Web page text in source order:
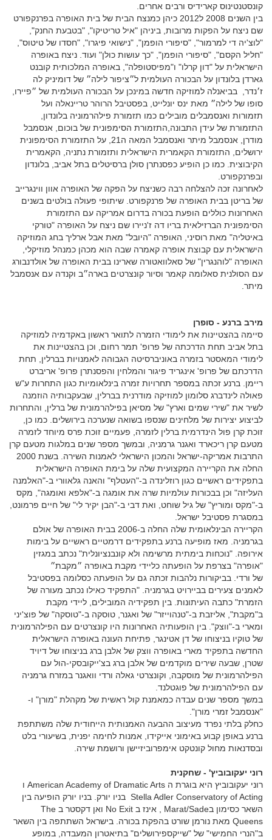
קונסטנטינוס קארידיס ורבים אחרים.
בין השנים 2008 ל2012 כיהן כמנצח הבית של בית האופרה בפרנקפורט
שם ניצח על הפקות מרובות, ביניהן "איל טריטיקו", "בטבעת החנק",
"לוצ'יה די למרמור", "סיפורי הופמן", "נישואי פיגרו", "חסדו של טיטוס",
"חליל הקסם", "סיפורי הופמן", "כך עושות כולן" ועוד. ניצח באופרה
הישראלית על "דון קרלו" ו"מפיסטופלה", באופרה המלכותית קובנט
גארדן בלונדון על הבכורה העולמית ל״ציפור לילה״ של דומיניק לה
ז׳נדר, בביאנלה למוזיקה חדשה במינכן על הבכורה העולמית של ״פיירו,
סופו של לילה״ מאת ינס יונלייט, בפסטיבל הרוהר טריינאלה ועל
תזמורות ואנסמבלים מובילים כמו תזמורת פילהרמוניה בלונדון,
התזמורת של עידן התבונה,התזמורת הסימפונית של בוכום, אנסמבל
מודרן, אנסמבל מיתר ואנסמבל המאה ה21, על התזמורת הסימפונית
ירושלים, התזמורת הקאמרית הישראלית ותזמורת נתניה, הקאמרית
הקיבוצית. כמו כן הופיע כפסנתרן סולן ברסיטלים בתל אביב, בלונדון
ובפרנקפורט.
לאחרונה זכה להצלחה רבה כשניצח על הפקה של האופרה אוון ווינגרייב
של בריטן בבית האופרה של פרנקפורט. שיתופי פעולה בולטים בשנים
האחרונות כוללים הופעת בכורה בדרום אמריקה עם התזמורת
הסימפונית הברזילאית בריו דה ז'ניירו שם ניצח על האופרה "טורקי
באיטליה" מאת רוסיני, האופרה "היובל" מאת אבל ארליך בחג המוזיקה
הישראלית עם קבוצת אופרה קאמרה שבה הוא מכהן כמנהל מוזיקלי,
האופרה "לוהנגרין" של סאלוואטורה שארינו בבית האופרה של אולדנבורג
עם הסולנית סאלומה קאמר וסיור קונצרטים בארה״ב וקנדה עם אנסמבל
מיתר.
מירב ברנע - סופרן
סיימה בהצטיינות את לימודי הזמרה לתואר ראשון באקדמיה למוזיקה
בתל אביב תחת הדרכתה של פרופ' תמר רחום, וכן בהצטיינות את
לימודי המאסטר בזמרה באוניברסיטה הגבוהה לאמנויות בברלין, תחת
הדרכתם של פרופ' אינגריד פיגור והמלחין והפסנתרן פרופ' אריברט
ריימן. ברנע זכתה במספר תחרויות זמרה בינלאומיות כגון התחרות ע"ש
פאולה לינדברג סלומון למוזיקה מודרנית בברלין, שבעקבותיה הוזמנה
לשיר את "שירי שמים וארץ" של מסיאן בפילהרמונית של ברלין, והתחרות
לביצוע יצירות של מלחינים שנספו בשואה שנערכה בירושלים. כמו כן,
זוכת קרן פול הינדרמית ברלין לזמרה, פעמיים זוכת פרס מיוחד לזמרה
מטעם קרן ריכארד ואגנר גרמניה, ובמשך מספר שנים במלגות מטעם קרן
התרבות אמריקה-ישראל והמכון הישראלי לאמנות השירה. בשנת 2000
החלה את הקריירה המקצועית שלה על בימת האופרה הישראלית
בתפקידים ראשיים כגון רוזלינדה ב-"העטלף" והאנה גלאוורי ב-"האלמנה
העליזה" וכן בבכורות עולמיות שרה את אומגה ב-"אלפא ואומגה", מקס
ב-"מקס ומוריץ" של גיל שוחט, ואת דבי ב-"הבן יקיר לי" של חיים פרמונט,
במסגרת פסטיבל ישראל.
הקריירה הבינלאומית שלה החלה ב-2006 בבית האופרה של אולם
בגרמניה. מאז מופיעה ברנע בתפקידים דרמטיים ראשיים על בימות
אירופה. "נוכחות בימתית מרשימה ולא קונבנציונלית" נכתב במגזין
"אופרה" בצרפת על הופעתה כליידי מקבת באופרה ״מקבת״
של ורדי. בביקורות נלהבות זכתה גם על הופעתה כסלומה בפסטיבל
לאמנים צעירים בביירויט בגרמניה. "התפקיד כאילו נכתב מעורה של
הזמרת" כתבה העיתונות. בין תפקידיה המובילים, ליידי מקבת
ב"מקבת", אליזבת ב-"טנהוייזר" של ואגנר, טוסקה ב-"טוסקה" של פוצ'יני
ומארי ב-"ווצק". בין הופעותיה האחרונות היו קונצרטים עם הפילהרמונית
של טוקיו בניצוחו של דן אטינגר, פתיחת העונה באופרה הישראלית
החדשה בתפקיד מארי באופרה ווצק של אלבן ברג בניצוחו של דיויד
שטרן, שבעה שירים מוקדמים של אלבן ברג בצ'ייקובסקי-הול עם
הפילהרמונית של מוסקבה, וקונצרטי גאלה ורדי וואגנר במזרח גרמניה
עם הפילהרמונית של פוגטלנד.
במשך מספר שנים עבדה כמאמנת קול ראשית של מקהלת "מורן" ו-
"אנסמבל זמרי מורן".
כחלק בלתי נפרד מעיצוב ההבעה האמנותית הייחודית שלה משתתפת
ברנע באופן קבוע באימוני אייקידו, אמנות לחימה יפנית, בשיעורי בלט
ובסדנאות מחול קונטקט אימפרוביזיישן ורושמת שירה.
רוני יעקובוביץ' - שחקנית
רוני יעקובוביץ היא בוגרת ה American Academy of Dramatic Arts ו
Stella Adler Conservatory of Acting בניו יורק. בניו יורק הופיעה בין
השאר כסימון בMarat/Sade , אינז ב No Exit ואן דקסטר ב The
Queens מאת נורמן שורט בהפקת בכורה. בישראל השתתפה בין השאר
ב"הנרי החמישי" של "שייקספירושלים" בתיאטרון המעבדה, במופע